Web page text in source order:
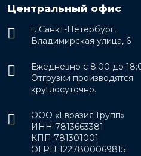
Центральный офис
г. Санкт-Петербург,
Владимирская улица, 6
Ежедневно с 8:00 до
Отгрузки производятся
круглосуточно.
ООО «Евразия Групп»
ИНН 7813663381
КПП 781301001
ОГРН 1227800069815